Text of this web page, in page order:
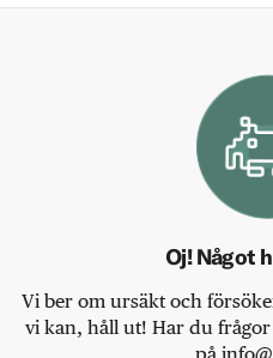
Oj! Något
Vi ber om ursäkt och
vi kan, håll ut! Har du